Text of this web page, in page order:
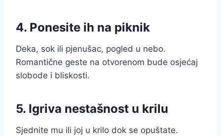
4. Ponesite ih na piknik
Deka, sok ili pjenušac, pogled u nebo.
Romantične geste na otvorenom bude osjećaj
slobode i bliskosti.
5. Igriva nestašnost u krilu
Sjednite mu ili joj u krilo dok se opuštate.